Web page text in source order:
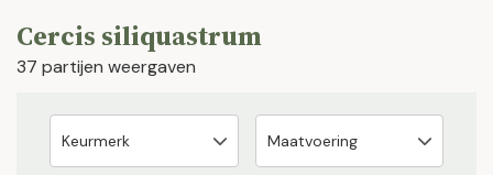
Cercis siliquastrum
37 partijen weergaven